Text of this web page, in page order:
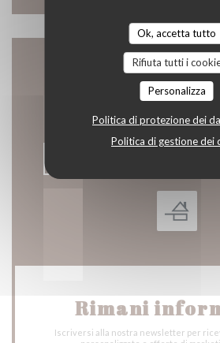
Ok, accetta tutto
Rifiuta tutti i
Personalizza
Politica di protezione dei
Politica di gestione dei
Rimani
Iscriversi alla nostra newsletter per